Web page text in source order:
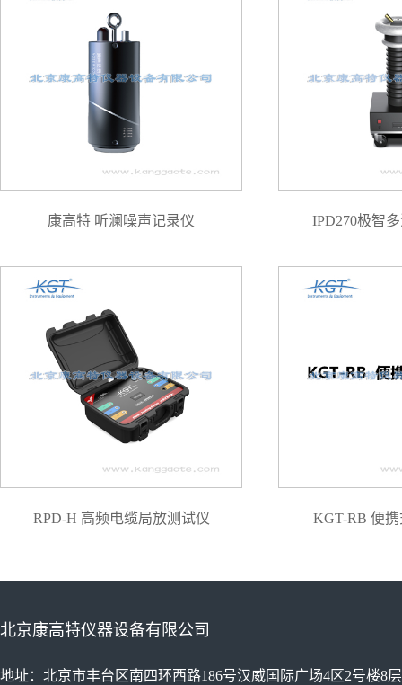
康高特 听澜噪声记录仪 IPD270极智
RPD-H 高频电缆局放测试仪 KGT-RB 便
北京康高特仪器设备有限公司
地址：北京市丰台区南四环西路186号汉威国际广场4区2号楼8层